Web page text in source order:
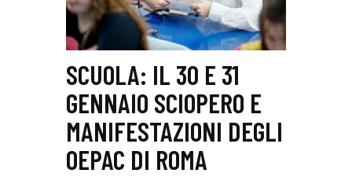
PODCAST CUB
TG CUB
INTERNAZIONALE
RASSEGNA STAMPA
SCUOLA: IL 30 E 31
GENNAIO SCIOPERO E
MANIFESTAZIONI DEGLI
OEPAC DI ROMA